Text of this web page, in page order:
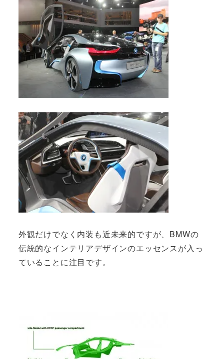
外観だけでなく内装も近未来的ですが、BMWの
伝統的なインテリアデザインのエッセンスが入っ
ていることに注目です。